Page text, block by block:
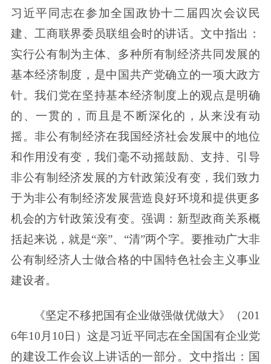
习近平同志在参加全国政协十二届四次会议民
建、工商联界委员联组会时的讲话。文中指出：
实行公有制为主体、多种所有制经济共同发展的
基本经济制度，是中国共产党确立的一项大政方
针。我们党在坚持基本经济制度上的观点是明确
的、一贯的，而且是不断深化的，从来没有动
摇。非公有制经济在我国经济社会发展中的地位
和作用没有变，我们毫不动摇鼓励、支持、引导
非公有制经济发展的方针政策没有变，我们致力
于为非公有制经济发展营造良好环境和提供更多
机会的方针政策没有变。强调：新型政商关系概
括起来说，就是“亲”、“清”两个字。要推动广大非
公有制经济人士做合格的中国特色社会主义事业
建设者。
《坚定不移把国有企业做强做优做大》（201
6年10月10日）这是习近平同志在全国国有企业党
的建设工作会议上讲话的一部分。文中指出：国